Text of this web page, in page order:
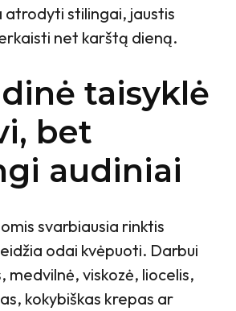
atrodyti stilingai, jaustis
net karštą dieną.
taisyklė
bet
audiniai
svarbiausia rinktis
odai kvėpuoti. Darbui
medvilnė, viskozė, liocelis,
kokybiškas krepas ar